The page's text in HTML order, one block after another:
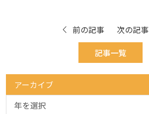
前の記事
記事一覧
次の記事
アーカイブ